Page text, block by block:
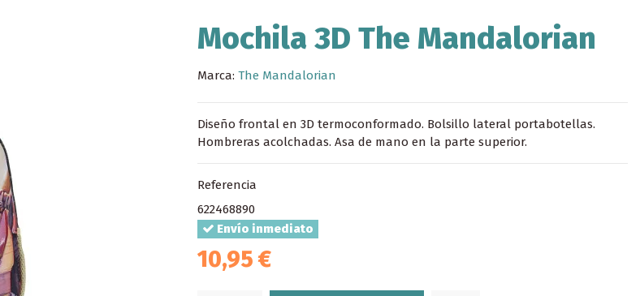
Mochila 3D The Mandalorian
Marca: The Mandalorian
Diseño frontal en 3D termoconformado. Bolsillo lateral portabotellas.
Hombreras acolchadas. Asa de mano en la parte superior.
Referencia
622468890
Envío inmediato
10,95 €